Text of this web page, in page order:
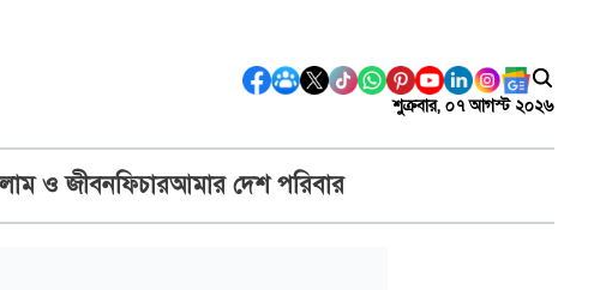
শুক্রবার, ০৭ আগস্ট ২০২৬
ও জীবনফিচারআমার দেশ পরিবার